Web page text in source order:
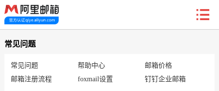
首页 阿里企业邮箱 信创邮 收费标准
常见问题
常见问题 帮助中心
邮箱价格
邮箱注册流程
foxmail设置 钉钉企业邮箱